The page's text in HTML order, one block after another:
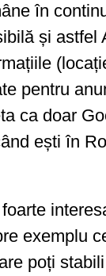
în
și astfel
pentru
ca doar
ești în
exemplu
poți